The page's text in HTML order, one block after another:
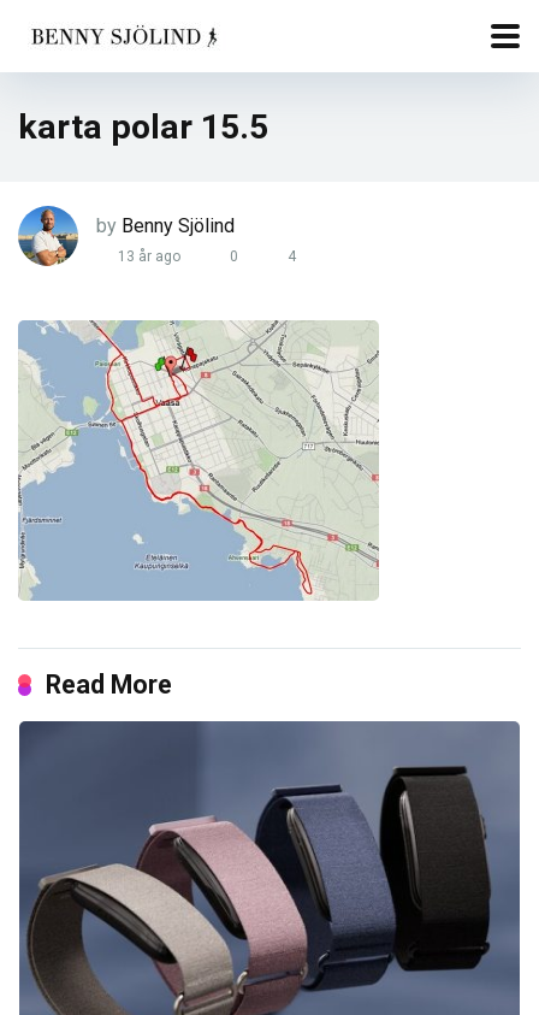
karta polar 15.5
by Benny Sjölind
13 år ago 0 4
Read More